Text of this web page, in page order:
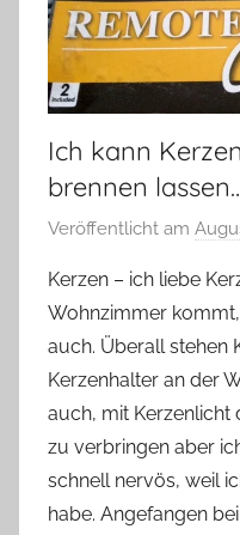
Ich kann
brennen
Veröffentlicht am
Kerzen – ich liebe
Wohnzimmer
auch. Überall stehen
Kerzenhalter an der
auch, mit Kerzenlicht
zu verbringen aber
schnell nervös, weil
habe. Angefangen